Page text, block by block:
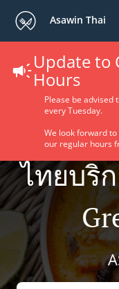
Asawin Thai
Update to
Hours
Please be advised
every Tuesday.
We look forward
our regular hours
ไทยบริ